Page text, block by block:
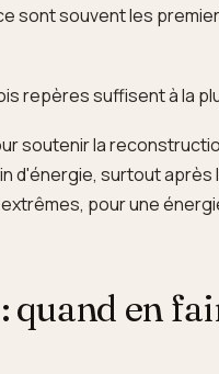
sont souvent les
repères suffisent à la
soutenir la
d'énergie, surtout
pour une
quand en